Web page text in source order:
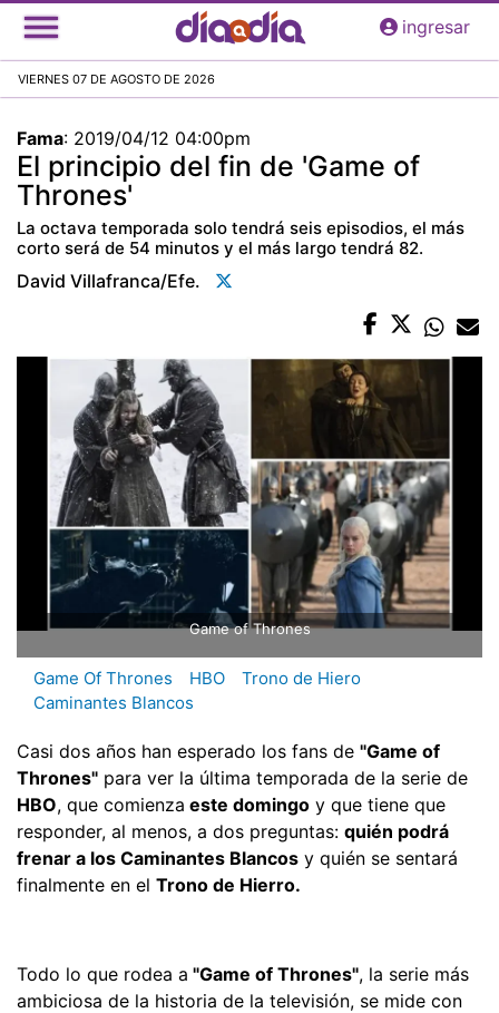
Pasar
al
principal
ingresar
VIERNES 07 DE AGOSTO DE 2026
Fama: 2019/04/12 04:00pm
El principio del fin de 'Game of
Thrones'
La octava temporada solo tendrá seis episodios, el más
corto será de 54 minutos y el más largo tendrá 82.
David Villafranca/efe.
Game of Thrones
Game Of Thrones HBO
Trono de Hiero
Caminantes Blancos
Casi dos años han esperado los fans de "Game of
Thrones" para ver la última temporada de la serie de
HBO, que comienza este domingo y que tiene que
responder, al menos, a dos preguntas: quién podrá
frenar a los Caminantes Blancos y quién se sentará
finalmente en el Trono de Hierro.
Todo lo que rodea a "Game of Thrones", la serie más
ambiciosa de la historia de la televisión, se mide con